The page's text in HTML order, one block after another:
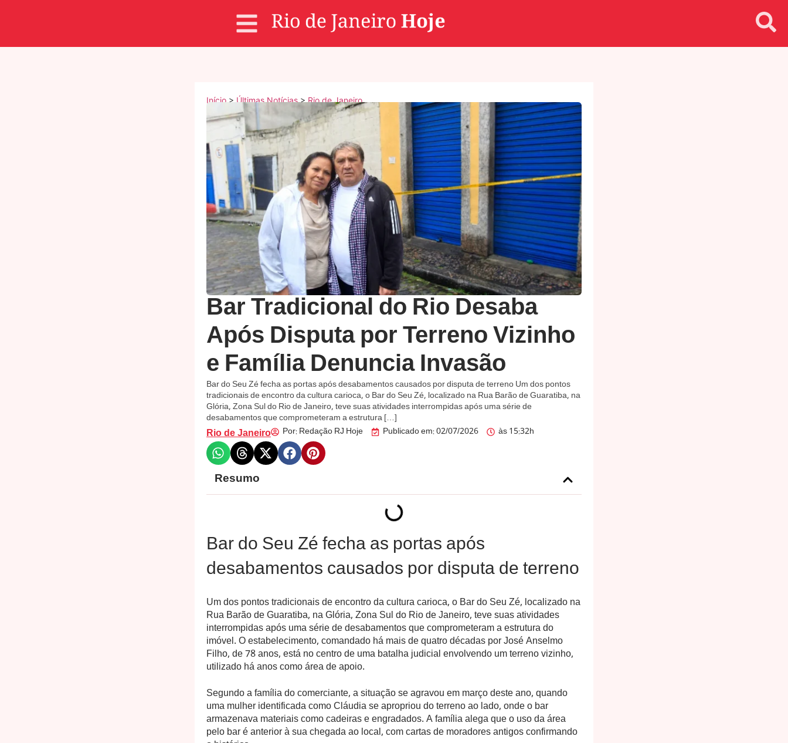
Início>Últimas Notícias>Rio de Janeiro
Bar Tradicional do Rio Desaba
Após Disputa por Terreno Vizinho
e Família Denuncia Invasão
Bar do Seu Zé fecha as portas após desabamentos causados por disputa de terreno Um dos pontos
tradicionais de encontro da cultura carioca, o Bar do Seu Zé, localizado na Rua Barão de Guaratiba, na
Glória, Zona Sul do Rio de Janeiro, teve suas atividades interrompidas após uma série de
desabamentos que comprometeram a estrutura […]
Rio de Janeiro Por: Redação RJ Hoje Publicado em:02/07/2026 às15:32h
Resumo
Bar do Seu Zé fecha as portas após
desabamentos causados por disputa de terreno
Um dos pontos tradicionais de encontro da cultura carioca, o Bar do Seu Zé, localizado na
Rua Barão de Guaratiba, na Glória, Zona Sul do Rio de Janeiro, teve suas atividades
interrompidas após uma série de desabamentos que comprometeram a estrutura do
imóvel. O estabelecimento, comandado há mais de quatro décadas por José Anselmo
Filho, de 78 anos, está no centro de uma batalha judicial envolvendo um terreno vizinho,
utilizado há anos como área de apoio.
Segundo a família do comerciante, a situação se agravou em março deste ano, quando
uma mulher identificada como Cláudia se apropriou do terreno ao lado, onde o bar
armazenava materiais como cadeiras e engradados. A família alega que o uso da área
pelo bar é anterior à sua chegada ao local, com cartas de moradores antigos confirmando